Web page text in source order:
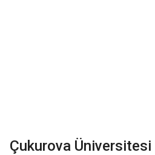
Çukurova Üniversitesi